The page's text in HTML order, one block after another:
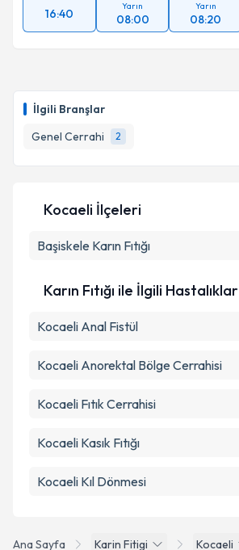
İlgili Branşlar
Genel Cerrahi
2
16:40
Yarın
08:00
Yarın
08:20
Ana Sayfa Karin Fitigi Kocaeli
Kocaeli İlçeleri
Başiskele Karın Fıtığı
Karın Fıtığı ile İlgili Hastalıklar
Kocaeli Anal Fistül
Kocaeli Anorektal Bölge Cerrahisi
Kocaeli Fıtık Cerrahisi
Kocaeli Kasık Fıtığı
Kocaeli Kıl Dönmesi